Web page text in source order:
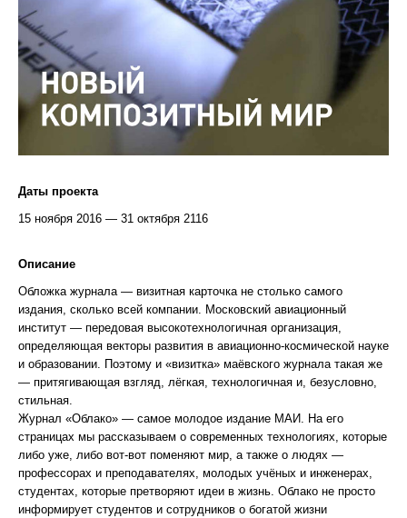
Даты проекта
15 ноября 2016 — 31 октября 2116
Описание
Обложка журнала — визитная карточка не столько самого
издания, сколько всей компании. Московский авиационный
институт — передовая высокотехнологичная организация,
определяющая векторы развития в авиационно-космической науке
и образовании. Поэтому и «визитка» маёвского журнала такая же
— притягивающая взгляд, лёгкая, технологичная и, безусловно,
стильная.
Журнал «Облако» — самое молодое издание МАИ. На его
страницах мы рассказываем о современных технологиях, которые
либо уже, либо вот-вот поменяют мир, а также о людях —
профессорах и преподавателях, молодых учёных и инженерах,
студентах, которые претворяют идеи в жизнь. Облако не просто
информирует студентов и сотрудников о богатой жизни